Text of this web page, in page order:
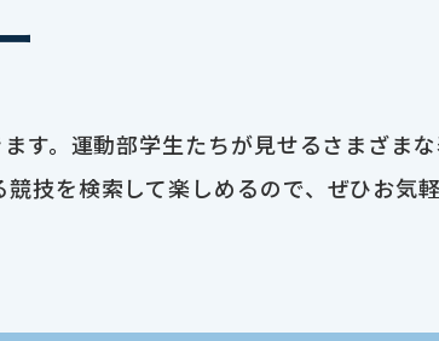
す。運動部学生たちが見せるさまざま
技を検索して楽しめるので、ぜひお気